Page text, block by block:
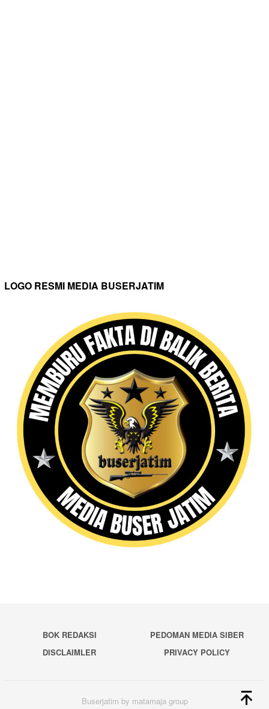
LOGO RESMI MEDIA BUSERJATIM
BOK REDAKSI
PEDOMAN MEDIA SIBER
DISCLAIMLER
PRIVACY POLICY
Buserjatim by matamaja group